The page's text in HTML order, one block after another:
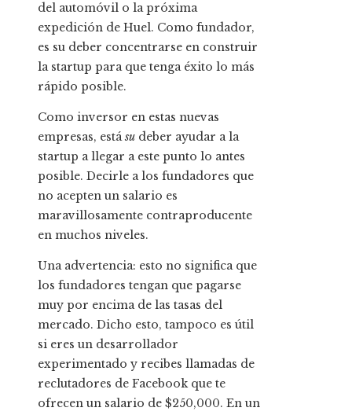
del automóvil o la próxima
expedición de Huel. Como fundador,
es su deber concentrarse en construir
la startup para que tenga éxito lo más
rápido posible.
Como inversor en estas nuevas
empresas, estásu deber ayudar a la
startup a llegar a este punto lo antes
posible. Decirle a los fundadores que
no acepten un salario es
maravillosamente contraproducente
en muchos niveles.
Una advertencia: esto no significa que
los fundadores tengan que pagarse
muy por encima de las tasas del
mercado. Dicho esto, tampoco es útil
si eres un desarrollador
experimentado y recibes llamadas de
reclutadores de Facebook que te
ofrecen un salario de $250,000. En un